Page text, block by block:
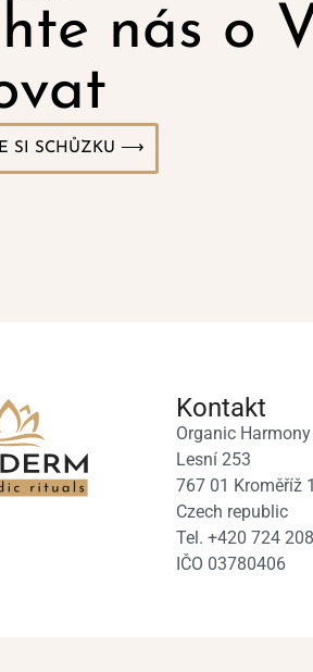
nás o
SI SCHŮZKU ⟶
Kontakt
Organic Harmony
Lesní 253
767 01 Kroměříž 1
Czech republic
Tel. +420 724
IČO 03780406